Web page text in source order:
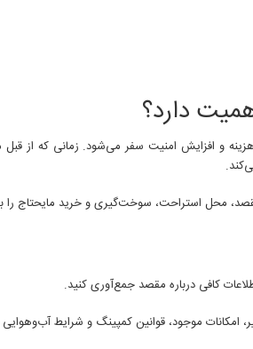
دارد؟
و افزایش امنیت سفر می‌شود. زمانی که از قبل
محل استراحت، سوخت‌گیری و خرید مایحتاج را
کافی درباره مقصد جمع‌آوری کنید.
امکانات موجود، قوانین کمپینگ و شرایط